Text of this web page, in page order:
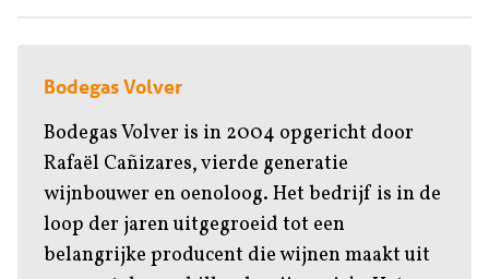
Bodegas Volver
Bodegas Volver is in 2004 opgericht door
Rafaël Cañizares, vierde generatie
wijnbouwer en oenoloog. Het bedrijf is in de
loop der jaren uitgegroeid tot een
belangrijke producent die wijnen maakt uit